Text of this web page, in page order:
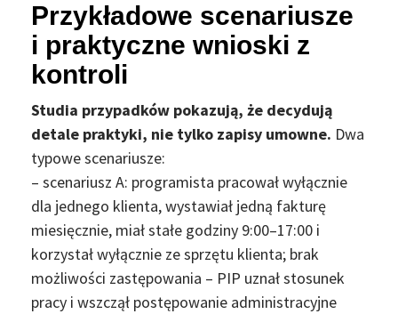
Przykładowe scenariusze
i praktyczne wnioski z
kontroli
Studia przypadków pokazują, że decydują
detale praktyki, nie tylko zapisy umowne. Dwa
typowe scenariusze:
– scenariusz A: programista pracował wyłącznie
dla jednego klienta, wystawiał jedną fakturę
miesięcznie, miał stałe godziny 9:00–17:00 i
korzystał wyłącznie ze sprzętu klienta; brak
możliwości zastępowania – PIP uznał stosunek
pracy i wszczął postępowanie administracyjne